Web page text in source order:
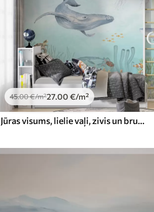
45.00€/m²27.00 €/m²
Jūras visums, lielie vaļi, zivis un bruņurupuči